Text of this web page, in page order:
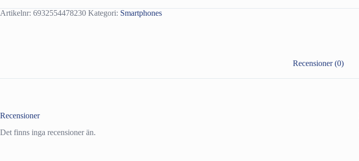
Artikelnr: 6932554478230 Kategori: Smartphones
Recensioner (0)
Recensioner
Det finns inga recensioner än.